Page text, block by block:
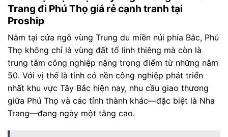
Trang đi Phú Thọ giá rẻ cạnh tranh tại
Proship
Nằm tại cửa ngõ vùng Trung du miền núi phía Bắc, Phú
Thọ không chỉ là vùng đất tổ linh thiêng mà còn là
trung tâm công nghiệp nặng trọng điểm từ những năm
50. Với vị thế là tỉnh có nền công nghiệp phát triển
nhất khu vực Tây Bắc hiện nay, nhu cầu giao thương
giữa Phú Thọ và các tỉnh thành khác—đặc biệt là Nha
Trang—đang ngày một tăng cao.